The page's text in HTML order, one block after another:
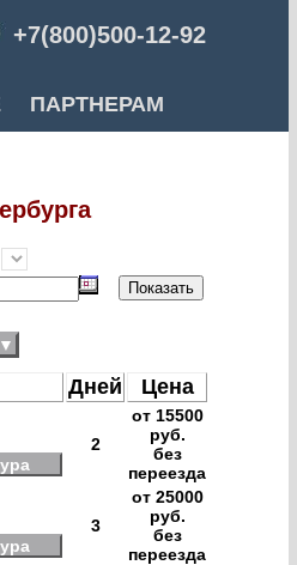
+7(800)500-12-92
ПАРТНЕРАМ
▼
Дней Цена
2
от 15500
руб.
без
переезда
3
от 25000
руб.
без
переезда